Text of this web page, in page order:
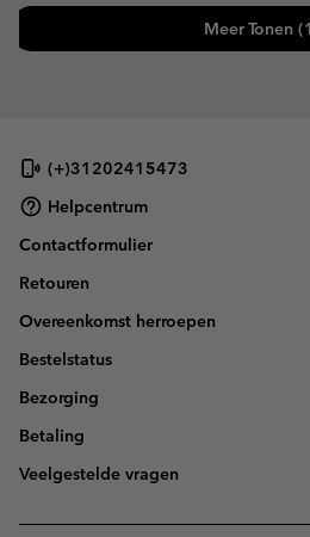
Meer Tonen
(+)31202415473
Helpcentrum
Contactformulier
Retouren
Overeenkomst herroepen
Bestelstatus
Bezorging
Betaling
Veelgestelde vragen